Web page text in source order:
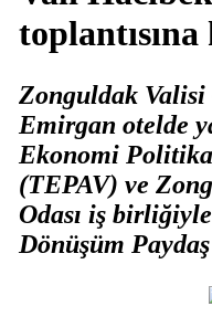
toplantısına
Zonguldak Valisi
Emirgan otelde
Ekonomi
(TEPAV) ve
Odası iş
Dönüşüm